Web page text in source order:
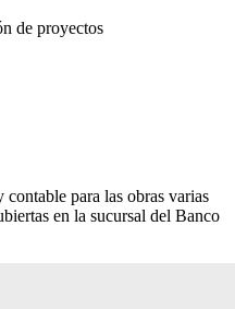
de proyectos
para las obras varias
en la sucursal del Banco